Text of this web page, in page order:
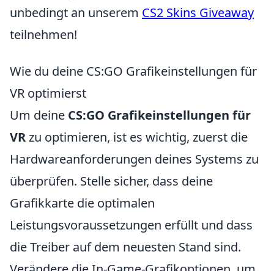
unbedingt an unserem CS2 Skins Giveaway
teilnehmen!
Wie du deine CS:GO Grafikeinstellungen für
VR optimierst
Um deine CS:GO Grafikeinstellungen für
VRzu optimieren, ist es wichtig, zuerst die
Hardwareanforderungen deines Systems zu
überprüfen. Stelle sicher, dass deine
Grafikkarte die optimalen
Leistungsvoraussetzungen erfüllt und dass
die Treiber auf dem neuesten Stand sind.